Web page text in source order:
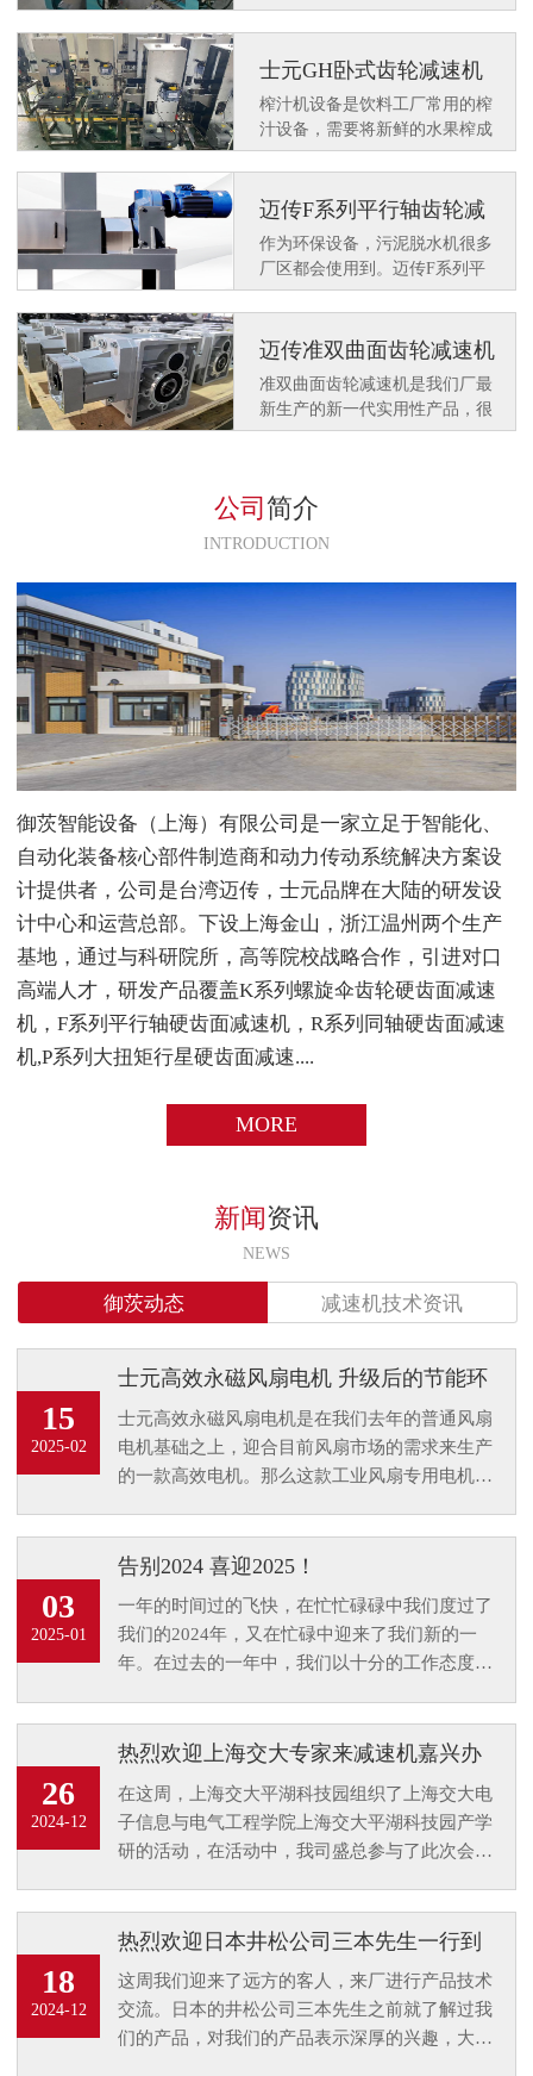
粉碎后在操作可使用，达到环保
利用的效果。那么一款好用的设
备上需要配套一款好用的减速电
角减速电机很多客户都喜欢配套
使用。那么都有什么特点呢？
士元GH卧式齿轮减速机
应用在榨汁机设备上
榨汁机设备是饮料工厂常用的榨
汁设备，需要将新鲜的水果榨成
汁水在深加工，士元GH卧式齿
轮减速机就是作为动力设备应用
在榨汁机设备上。
迈传F系列平行轴齿轮减
速机应用在污泥脱水机上
作为环保设备，污泥脱水机很多
厂区都会使用到。迈传F系列平
行轴齿轮减速机作为动力配套使
用平稳，为环保事业提供助力支
持。那么F系列平行轴齿轮减速
迈传准双曲面齿轮减速机
KM502系列的应用
准双曲面齿轮减速机是我们厂最
新生产的新一代实用性产品，很
多客户在使用过程中给予了好
设备中，使用平稳。
公司 简介
INTRODUCTION
御茨智能设备（上海）有限公司是一家立足于智能化、
自动化装备核心部件制造商和动力传动系统解决方案设
计提供者，公司是台湾迈传，士元品牌在大陆的研发设
计中心和运营总部。下设上海金山，浙江温州两个生产
基地，通过与科研院所，高等院校战略合作，引进对口
高端人才，研发产品覆盖K系列螺旋伞齿轮硬齿面减速
机，F系列平行轴硬齿面减速机，R系列同轴硬齿面减速
机,P系列大扭矩行星硬齿面减速....
MORE
新闻资讯
NEWS
御茨动态 减速机技术资讯
15
2025-02
士元高效永磁风扇电机 升级后的节能环
保电机
士元高效永磁风扇电机是在我们去年的普通风扇
电机基础之上，迎合目前风扇市场的需求来生产
的一款高效电机。那么这款工业风扇专用电机的
户带来了什么样的优点升级？
03
2025-01
告别2024 喜迎2025！
一年的时间过的飞快，在忙忙碌碌中我们度过了
我们的2024年，又在忙碌中迎来了我们新的一
年。在过去的一年中，我们以十分的工作态度来
将以全面的面貌来对待大家，致力解决大家的传
动动力问题。
26
2024-12
热烈欢迎上海交大专家来减速机嘉兴办
事处参观指导
在这周，上海交大平湖科技园组织了上海交大电
子信息与电气工程学院上海交大平湖科技园产学
研的活动，在活动中，我司盛总参与了此次会
与一些技术指导工作。
18
2024-12
热烈欢迎日本井松公司三本先生一行到
厂进行技术交流
这周我们迎来了远方的客人，来厂进行产品技术
交流。日本的井松公司三本先生之前就了解过我
们的产品，对我们的产品表示深厚的兴趣，大家